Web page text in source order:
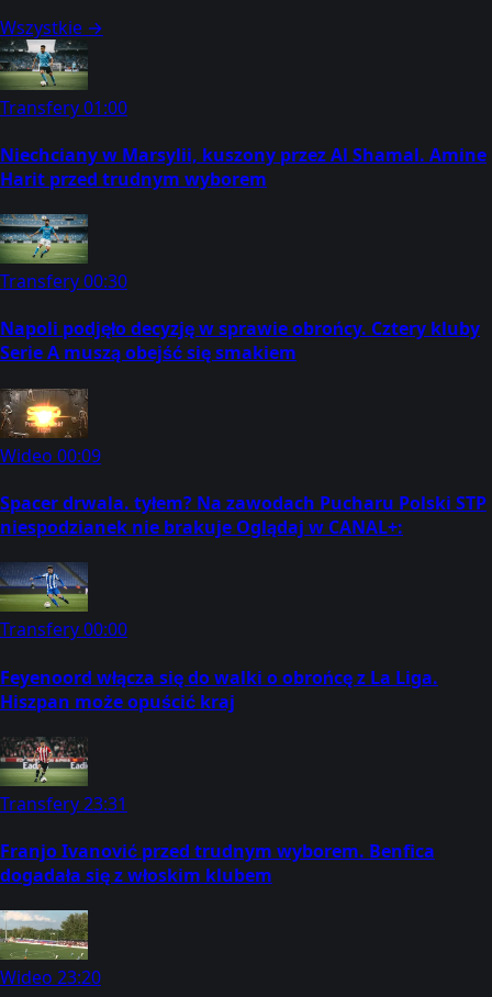
Wszystkie →
Transfery01:00
Niechciany w Marsylii, kuszony przez Al Shamal. Amine
Harit przed trudnym wyborem
Transfery00:30
Napoli podjęło decyzję w sprawie obrońcy. Cztery kluby
Serie A muszą obejść się smakiem
Wideo 00:09
Spacer drwala. tyłem? Na zawodach Pucharu Polski STP
niespodzianek nie brakuje Oglądaj w CANAL+:
Transfery00:00
Feyenoord włącza się do walki o obrońcę z La Liga.
Hiszpan może opuścić kraj
Transfery23:31
Franjo Ivanović przed trudnym wyborem. Benfica
dogadała się z włoskim klubem
Wideo 23:20